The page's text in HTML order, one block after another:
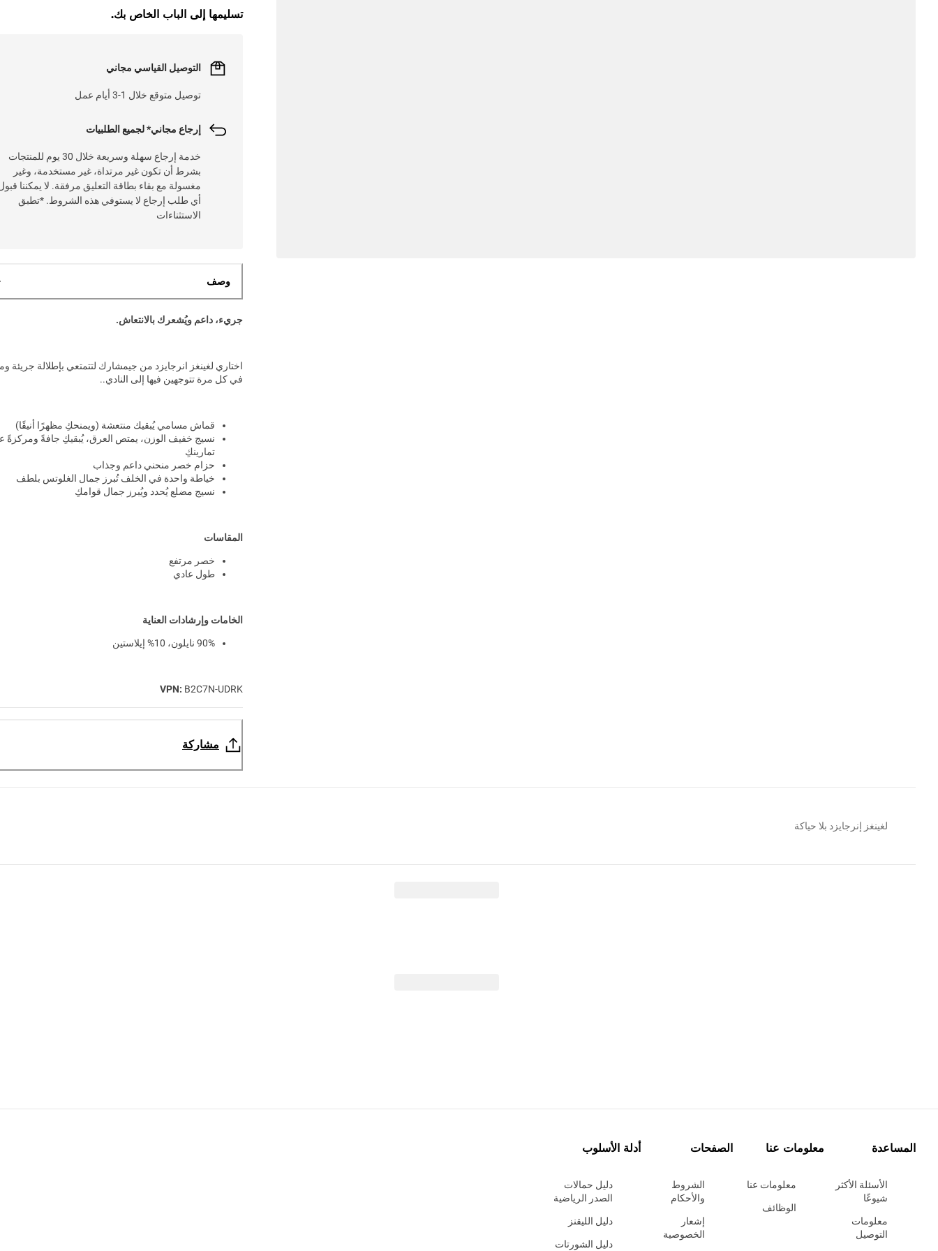
L
O
A
D
I
N
.
.
تسليمها إلى الباب الخاص بك.
التوصيل القياسي مجاني
توصيل متوقع خلال 1-3 أيام عمل
إرجاع مجاني* لجميع الطلبيات
خدمة إرجاع سهلة وسريعة خلال 30 يوم للمنتجات
بشرط أن تكون غير مرتداة، غير مستخدمة، وغير
مغسولة مع بقاء بطاقة التعليق مرفقة. لا يمكننا
أي طلب إرجاع لا يستوفي هذه الشروط. *تطبق
الاستثناءات
وصف
جريء، داعم ويُشعرك بالانتعاش.
اختاري لغينغز انرجايزد من جيمشارك لتتمتعي بإطلالة جريئة
في كل مرة تتوجهين فيها إلى النادي..
قماش مسامي يُبقيك منتعشة (ويمنحكِ مظهرًا أنيقًا)
نسيج خفيف الوزن، يمتص العرق، يُبقيكِ جافةً ومركزةً
تمارينكِ
حزام خصر منحني داعم وجذاب
خياطة واحدة في الخلف تُبرز جمال الغلوتس بلطف
نسيج مضلع يُحدد ويُبرز جمال قوامكِ
المقاسات
خصر مرتفع
طول عادي
الخامات وإرشادات العناية
90% نايلون، 10% إيلاستين
VPN: B2C7N-UDRK
مشاركة
لغينغز إنرجايزد بلا حياكة
المساعدة
الأسئلة الأكثر
شيوعًا
معلومات
التوصيل
معلومات عنا
معلومات عنا
الوظائف
الصفحات
الشروط
والأحكام
إشعار
الخصوصية
أدلة الأسلوب
دليل حمالات
الصدر الرياضية
دليل الليقنز
دليل الشورتات